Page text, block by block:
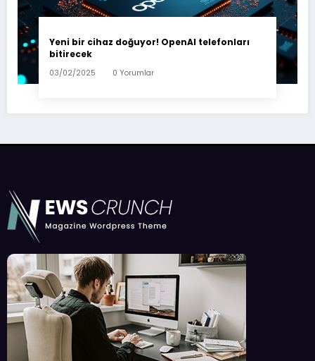
Yeni bir cihaz doğuyor! OpenAI telefonları
bitirecek
03/02/2025 0 Yorumlar